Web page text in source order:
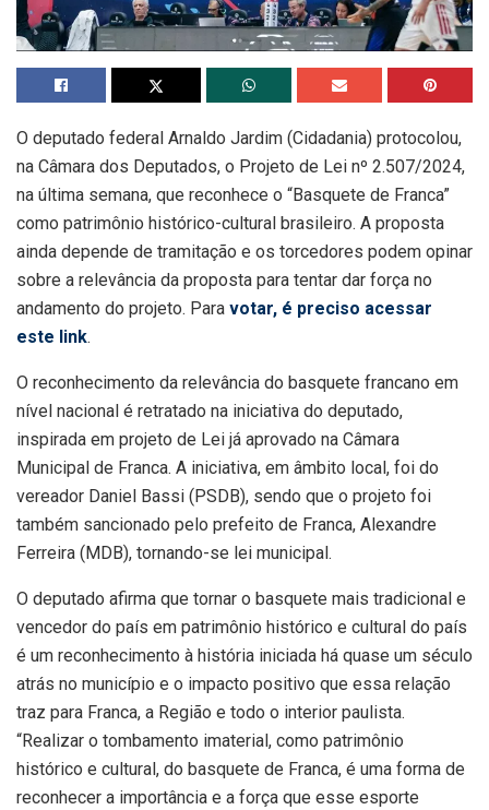
O deputado federal Arnaldo Jardim (Cidadania) protocolou,
na Câmara dos Deputados, o Projeto de Lei nº 2.507/2024,
na última semana, que reconhece o “Basquete de Franca”
como patrimônio histórico-cultural brasileiro. A proposta
ainda depende de tramitação e os torcedores podem opinar
sobre a relevância da proposta para tentar dar força no
andamento do projeto. Para votar, é preciso acessar
este link.
O reconhecimento da relevância do basquete francano em
nível nacional é retratado na iniciativa do deputado,
inspirada em projeto de Lei já aprovado na Câmara
Municipal de Franca. A iniciativa, em âmbito local, foi do
vereador Daniel Bassi (PSDB), sendo que o projeto foi
também sancionado pelo prefeito de Franca, Alexandre
Ferreira (MDB), tornando-se lei municipal.
O deputado afirma que tornar o basquete mais tradicional e
vencedor do país em patrimônio histórico e cultural do país
é um reconhecimento à história iniciada há quase um século
atrás no município e o impacto positivo que essa relação
traz para Franca, a Região e todo o interior paulista.
“Realizar o tombamento imaterial, como patrimônio
histórico e cultural, do basquete de Franca, é uma forma de
reconhecer a importância e a força que esse esporte